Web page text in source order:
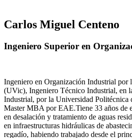
Carlos Miguel Centeno
Ingeniero Superior en
Ingeniero en Organización Industrial por
(UVic), Ingeniero Técnico Industrial, en
Industrial, por la Universidad Politécnica
Master MBA por EAE.Tiene 33 años de
en desalación y tratamiento de aguas
en infraestructuras hidráulicas de
regadío, habiendo trabajado desde el